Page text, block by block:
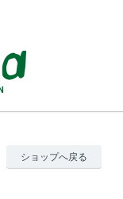
ショップへ戻る